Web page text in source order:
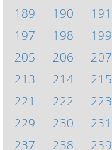
189
190 191
197
198 199
205
206 207
213
214 215
221
222 223
229
230 231
237
238 239